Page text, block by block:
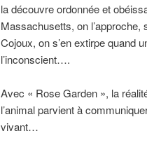
la découvre ordonnée et
Massachusetts, on
Cojoux, on s’en extirpe quand
l’inconscient….
Avec « Rose Garden », la
l’animal parvient à
vivant…